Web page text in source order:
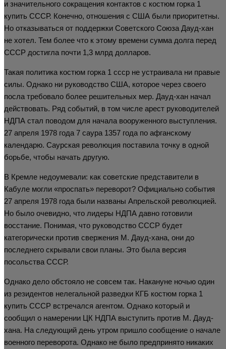
и значительного сокращения контактов с костюм горка 1
купить СССР. Конечно, отношения с США были приоритетны.
Но отказываться от поддержки Советского Союза Дауд-хан
не хотел. Тем более что к этому времени сумма долга перед
СССР достигла почти 1,3 млрд долларов.
Такая политика костюм горка 1 ссср не устраивала ни правые
силы. Однако ни руководство США, которое через своего
посла требовало более решительных мер. Дауд-хан начал
действовать. Ряд событий, в том числе арест руководителей
НДПА стал поводом для начала вооруженного выступления.
27 апреля 1978 года 7 саура 1357 года по афганскому
календарю. Саурская революция поставила точку в одной
борьбе, чтобы начать другую.
В Кремле недоумевали: как советские представители в
Кабуле могли «проспать» переворот? Официально события
27 апреля 1978 года были названы Апрельской революцией.
Но было очевидно, что лидеры НДПА давно готовили
восстание. Понимая, что руководство СССР будет
категорически против свержения М. Дауд-хана, они до
последнего скрывали свои планы. Это была версия
посольства СССР.
Однако дело обстояло не совсем так. Накануне ночью один
из резидентов нелегальной разведки КГБ костюм горка 1
купить СССР встречался агентом. Однако который и
сообщил о намерении ЦК НДПА выступить против М. Дауд-
хана. На следующий день утром пришло сообщение о начале
военного переворота. Однако не было предпринято никаких